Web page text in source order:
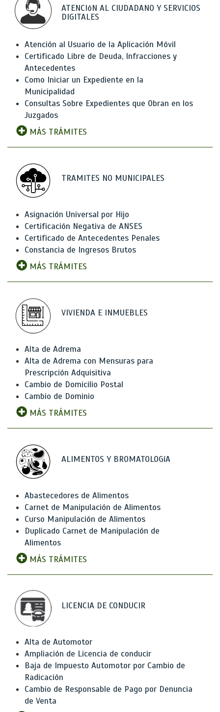
ATENCIóN AL CIUDADANO Y SERVICIOS
DIGITALES
Atención al Usuario de la Aplicación Móvil
Certificado Libre de Deuda, Infracciones y
Antecedentes
Como Iniciar un Expediente en la
Municipalidad
Consultas Sobre Expedientes que Obran en los
Juzgados
MÁS TRÁMITES
TRAMITES NO MUNICIPALES
Asignación Universal por Hijo
Certificación Negativa de ANSES
Certificado de Antecedentes Penales
Constancia de Ingresos Brutos
MÁS TRÁMITES
VIVIENDA E INMUEBLES
Alta de Adrema
Alta de Adrema con Mensuras para
Prescripción Adquisitiva
Cambio de Domicilio Postal
Cambio de Dominio
MÁS TRÁMITES
ALIMENTOS Y BROMATOLOGíA
Abastecedores de Alimentos
Carnet de Manipulación de Alimentos
Curso Manipulación de Alimentos
Duplicado Carnet de Manipulación de
Alimentos
MÁS TRÁMITES
LICENCIA DE CONDUCIR
Alta de Automotor
Ampliación de Licencia de conducir
Baja de Impuesto Automotor por Cambio de
Radicación
Cambio de Responsable de Pago por Denuncia
de Venta